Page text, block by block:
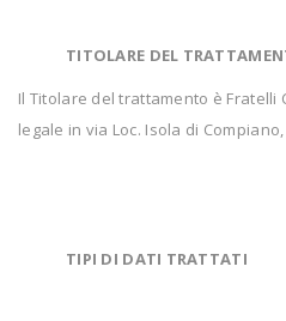
TITOLARE DEL
Il Titolare del trattamento è Fratelli
legale in via Loc. Isola di Compiano,
TIPI DI DATI TRATTATI